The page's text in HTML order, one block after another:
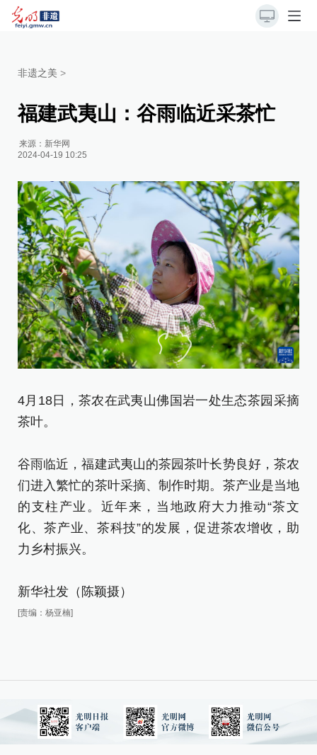
非遗之美 >
福建武夷山：谷雨临近采茶忙
来源： 新华网
2024-04-19 10:25
4月18日，茶农在武夷山佛国岩一处生态茶园采摘
茶叶。
谷雨临近，福建武夷山的茶园茶叶长势良好，茶农
们进入繁忙的茶叶采摘、制作时期。茶产业是当地
的支柱产业。近年来，当地政府大力推动“茶文
化、茶产业、茶科技”的发展，促进茶农增收，助
力乡村振兴。
新华社发（陈颖摄）
[责编：杨亚楠]